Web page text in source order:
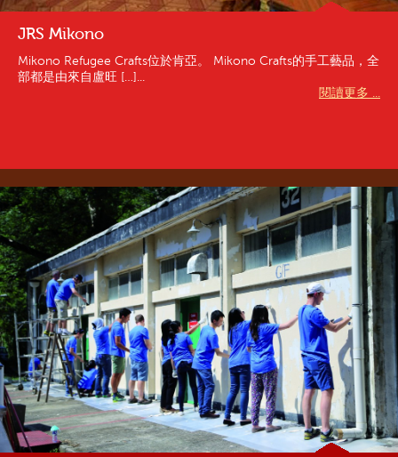
JRS Mikono
Mikono Refugee Crafts位於肯亞。 Mikono Crafts的手工藝品，全
部都是由來自盧旺 […]...
閱讀更多 ...